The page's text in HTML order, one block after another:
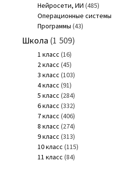
Нейросети, ИИ (485)
Операционные системы
Программы (43)
Школа (1 509)
1 класс (16)
2 класс (45)
3 класс (103)
4 класс (91)
5 класс (284)
6 класс (332)
7 класс (406)
8 класс (274)
9 класс (313)
10 класс (115)
11 класс (84)